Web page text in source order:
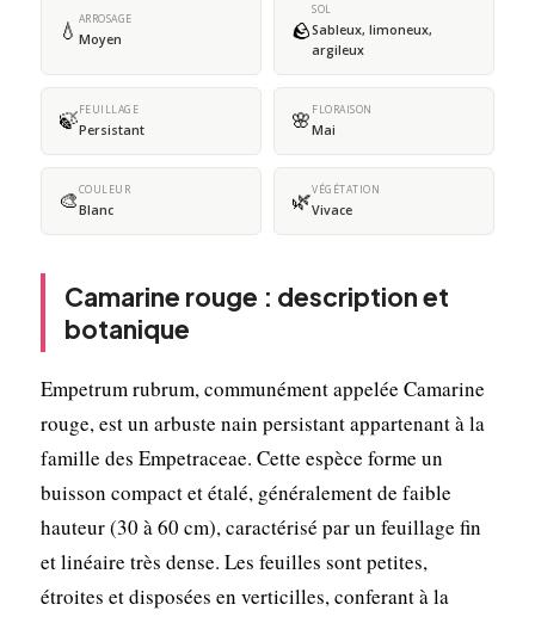
💧 ARROSAGE
Moyen 🪨
SOL
Sableux, limoneux,
argileux
🍃FEUILLAGE
Persistant 🌸 FLORAISON
Mai
🎨COULEUR
Blanc 🌿VÉGÉTATION
Vivace
Camarine rouge : description et
botanique
Empetrum rubrum, communément appelée Camarine
rouge, est un arbuste nain persistant appartenant à la
famille des Empetraceae. Cette espèce forme un
buisson compact et étalé, généralement de faible
hauteur (30 à 60 cm), caractérisé par un feuillage fin
et linéaire très dense. Les feuilles sont petites,
étroites et disposées en verticilles, conferant à la